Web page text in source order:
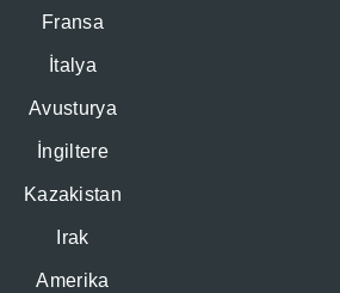
Fransa
İtalya
Avusturya
İngiltere
Kazakistan
Irak
Amerika